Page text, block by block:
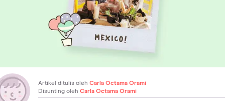
Artikel ditulis oleh Carla Octama Orami
Disunting oleh Carla Octama Orami